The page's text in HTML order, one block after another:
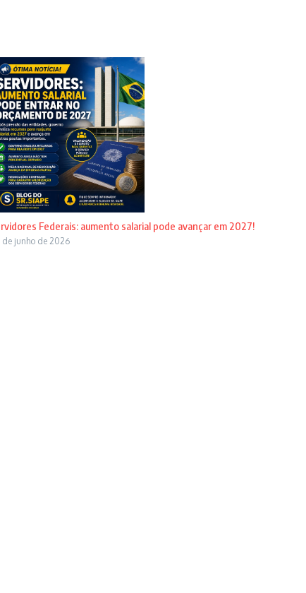
Federais: aumento salarial pode avançar em 2027!
de junho de 2026